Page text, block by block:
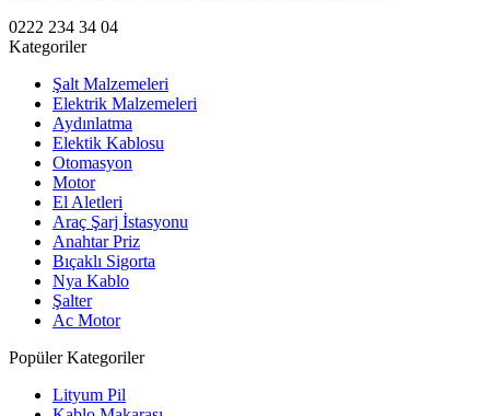
0222 234 34 04
Kategoriler
Şalt Malzemeleri
Elektrik Malzemeleri
Aydınlatma
Elektik Kablosu
Otomasyon
Motor
El Aletleri
Araç Şarj İstasyonu
Anahtar Priz
Bıçaklı Sigorta
Nya Kablo
Şalter
Ac Motor
Popüler Kategoriler
Lityum Pil